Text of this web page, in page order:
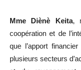
Mme Diènè Keita,
coopération et de
que l’apport
plusieurs secteurs